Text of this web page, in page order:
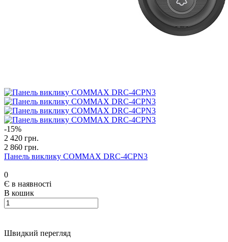
-15%
2 420 грн.
2 860 грн.
Панель виклику COMMAX DRC-4CPN3
0
Є в наявності
В кошик
Швидкий перегляд